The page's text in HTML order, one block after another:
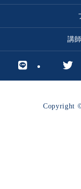
講
Copyright